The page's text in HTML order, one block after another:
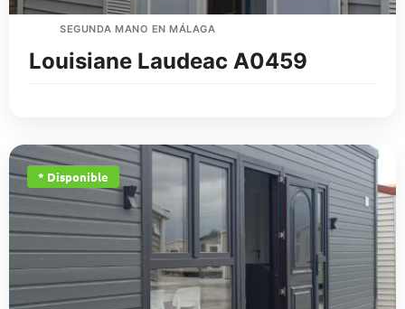
SEGUNDA MANO EN MÁLAGA
Louisiane Laudeac A0459
* Disponible